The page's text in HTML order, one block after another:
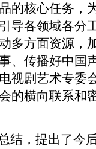
的核心任务，
导各领域各分
多方面资源
、传播好中国
视剧艺术专委
的横向联系和
，提出了今